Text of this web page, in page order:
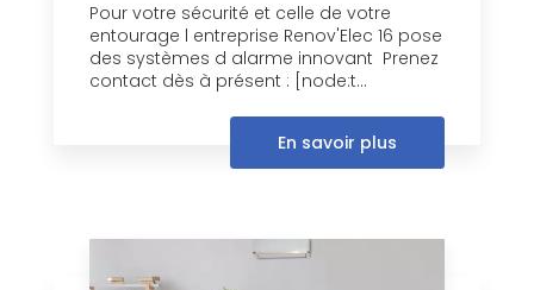
Pour votre sécurité et celle de votre
entourage l entreprise Renov'Elec 16 pose
des systèmes d alarme innovant Prenez
contact dès à présent : [node:t...
En savoir plus